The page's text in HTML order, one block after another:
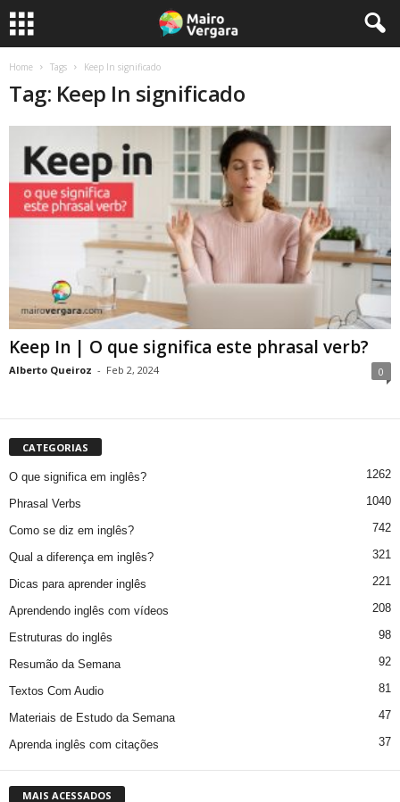
Home Tags Keep In significado
Tag: Keep In significado
Keep In | O que significa este phrasal verb?
Alberto Queiroz - Feb 2, 2024 0
CATEGORIAS
O que significa em inglês? 1262
Phrasal Verbs 1040
Como se diz em inglês? 742
Qual a diferença em inglês? 321
Dicas para aprender inglês 221
Aprendendo inglês com vídeos 208
Estruturas do inglês 98
Resumão da Semana 92
Textos Com Audio 81
Materiais de Estudo da Semana 47
Aprenda inglês com citações 37
MAIS ACESSADOS